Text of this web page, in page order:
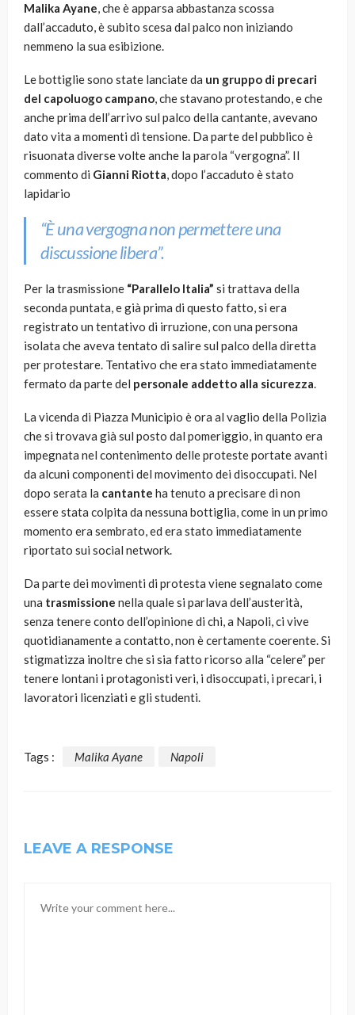
Malika Ayane, che è apparsa abbastanza scossa
dall’accaduto, è subito scesa dal palco non iniziando
nemmeno la sua esibizione.
Le bottiglie sono state lanciate da un gruppo di precari
del capoluogo campano, che stavano protestando, e che
anche prima dell’arrivo sul palco della cantante, avevano
dato vita a momenti di tensione. Da parte del pubblico è
risuonata diverse volte anche la parola “vergogna”. Il
commento di Gianni Riotta, dopo l’accaduto è stato
lapidario
“È una vergogna non permettere una
discussione libera”.
Per la trasmissione “Parallelo Italia” si trattava della
seconda puntata, e già prima di questo fatto, si era
registrato un tentativo di irruzione, con una persona
isolata che aveva tentato di salire sul palco della diretta
per protestare. Tentativo che era stato immediatamente
fermato da parte del personale addetto alla sicurezza.
La vicenda di Piazza Municipio è ora al vaglio della Polizia
che si trovava già sul posto dal pomeriggio, in quanto era
impegnata nel contenimento delle proteste portate avanti
da alcuni componenti del movimento dei disoccupati. Nel
dopo serata la cantante ha tenuto a precisare di non
essere stata colpita da nessuna bottiglia, come in un primo
momento era sembrato, ed era stato immediatamente
riportato sui social network.
Da parte dei movimenti di protesta viene segnalato come
una trasmissione nella quale si parlava dell’austerità,
senza tenere conto dell’opinione di chi, a Napoli, ci vive
quotidianamente a contatto, non è certamente coerente. Si
stigmatizza inoltre che si sia fatto ricorso alla “celere” per
tenere lontani i protagonisti veri, i disoccupati, i precari, i
lavoratori licenziati e gli studenti.
Tags : Malika Ayane Napoli
LEAVE A RESPONSE